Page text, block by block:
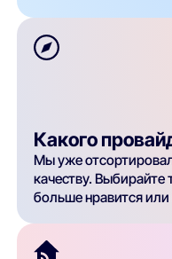
Какого
Мы уже
качеству.
больше нравится